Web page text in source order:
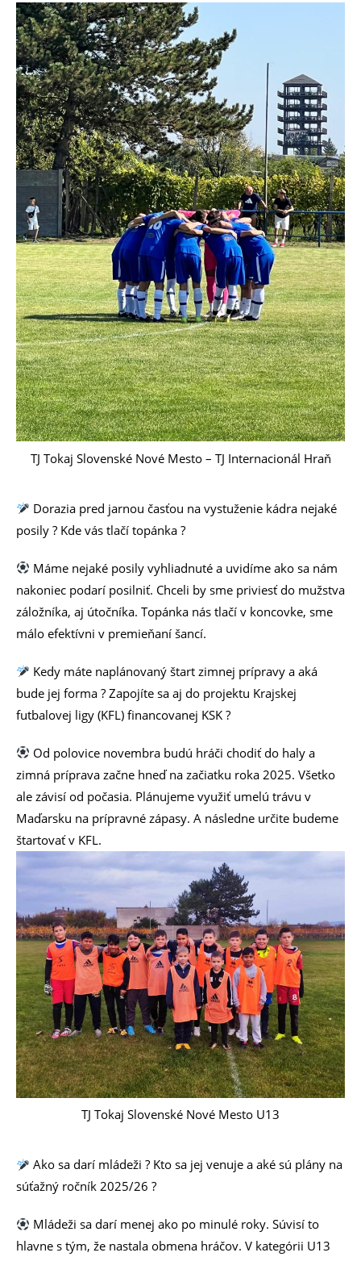
TJ Tokaj Slovenské Nové Mesto – TJ Internacionál Hraň
Dorazia pred jarnou časťou na vystuženie kádra nejaké
posily ? Kde vás tlačí topánka ?
Máme nejaké posily vyhliadnuté a uvidíme ako sa nám
nakoniec podarí posilniť. Chceli by sme priviesť do mužstva
záložníka, aj útočníka. Topánka nás tlačí v koncovke, sme
málo efektívni v premieňaní šancí.
Kedy máte naplánovaný štart zimnej prípravy a aká
bude jej forma ? Zapojíte sa aj do projektu Krajskej
futbalovej ligy (KFL) financovanej KSK ?
Od polovice novembra budú hráči chodiť do haly a
zimná príprava začne hneď na začiatku roka 2025. Všetko
ale závisí od počasia. Plánujeme využiť umelú trávu v
Maďarsku na prípravné zápasy. A následne určite budeme
štartovať v KFL.
TJ Tokaj Slovenské Nové Mesto U13
Ako sa darí mládeži ? Kto sa jej venuje a aké sú plány na
súťažný ročník 2025/26 ?
Mládeži sa darí menej ako po minulé roky. Súvisí to
hlavne s tým, že nastala obmena hráčov. V kategórii U13